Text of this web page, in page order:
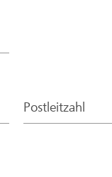
Postleitzahl